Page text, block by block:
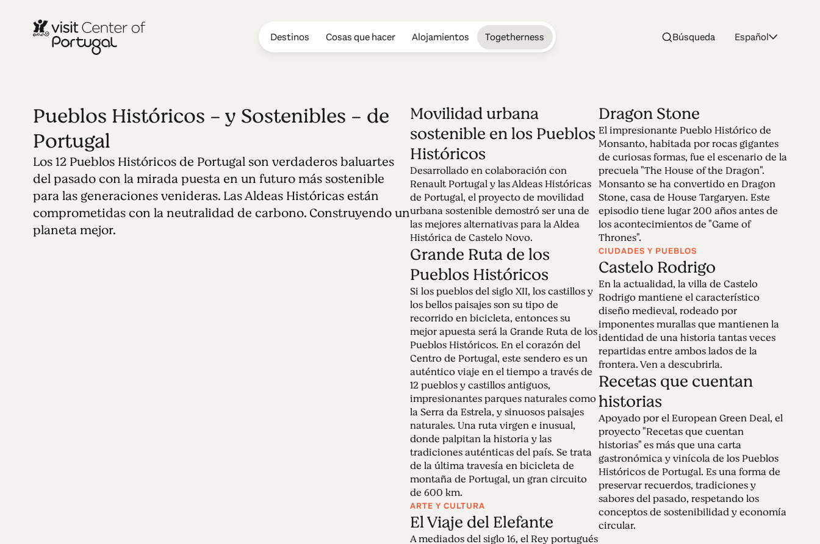
Destinos Cosas que hacer Alojamientos Togetherness Búsqueda Español
Edición 73 - Aldeas Históricas
Sostenibles
17.04.2023 • 30.04.2023
Las 12 Aldeas Históricas de Portugal son verdaderos bastiones del pasado, mirando un
futuro más sostenible para las generaciones futuras. Las Aldeas Históricas están
comprometidas con la neutralidad de carbono y con la construcción de un planeta
Pueblos Históricos - y Sostenibles - de
Portugal
Los 12 Pueblos Históricos de Portugal son verdaderos baluartes
del pasado con la mirada puesta en un futuro más sostenible
para las generaciones venideras. Las Aldeas Históricas están
comprometidas con la neutralidad de carbono. Construyendo un
planeta mejor.
Movilidad urbana
sostenible en los Pueblos
Históricos
Desarrollado en colaboración con
Renault Portugal y las Aldeas Históricas
de Portugal, el proyecto de movilidad
urbana sostenible demostró ser una de
las mejores alternativas para la Aldea
Histórica de Castelo Novo.
Grande Ruta de los
Pueblos Históricos
Si los pueblos del siglo XII, los castillos y
los bellos paisajes son su tipo de
recorrido en bicicleta, entonces su
mejor apuesta será la Grande Ruta de los
Pueblos Históricos. En el corazón del
Centro de Portugal, este sendero es un
auténtico viaje en el tiempo a través de
12 pueblos y castillos antiguos,
impresionantes parques naturales como
la Serra da Estrela, y sinuosos paisajes
naturales. Una ruta virgen e inusual,
donde palpitan la historia y las
tradiciones auténticas del país. Se trata
de la última travesía en bicicleta de
montaña de Portugal, un gran circuito
de 600 km.
ARTE Y CULTURA
El Viaje del Elefante
A mediados del siglo 16, el Rey portugués
Dragon Stone
El impresionante Pueblo Histórico de
Monsanto, habitada por rocas gigantes
de curiosas formas, fue el escenario de la
precuela "The House of the Dragon".
Monsanto se ha convertido en Dragon
Stone, casa de House Targaryen. Este
episodio tiene lugar 200 años antes de
los acontecimientos de "Game of
Thrones".
CIUDADES Y PUEBLOS
Castelo Rodrigo
En la actualidad, la villa de Castelo
Rodrigo mantiene el característico
diseño medieval, rodeado por
imponentes murallas que mantienen la
identidad de una historia tantas veces
repartidas entre ambos lados de la
frontera. Ven a descubrirla.
Recetas que cuentan
historias
Apoyado por el European Green Deal, el
proyecto "Recetas que cuentan
historias" es más que una carta
gastronómica y vinícola de los Pueblos
Históricos de Portugal. Es una forma de
preservar recuerdos, tradiciones y
sabores del pasado, respetando los
conceptos de sostenibilidad y economía
circular.